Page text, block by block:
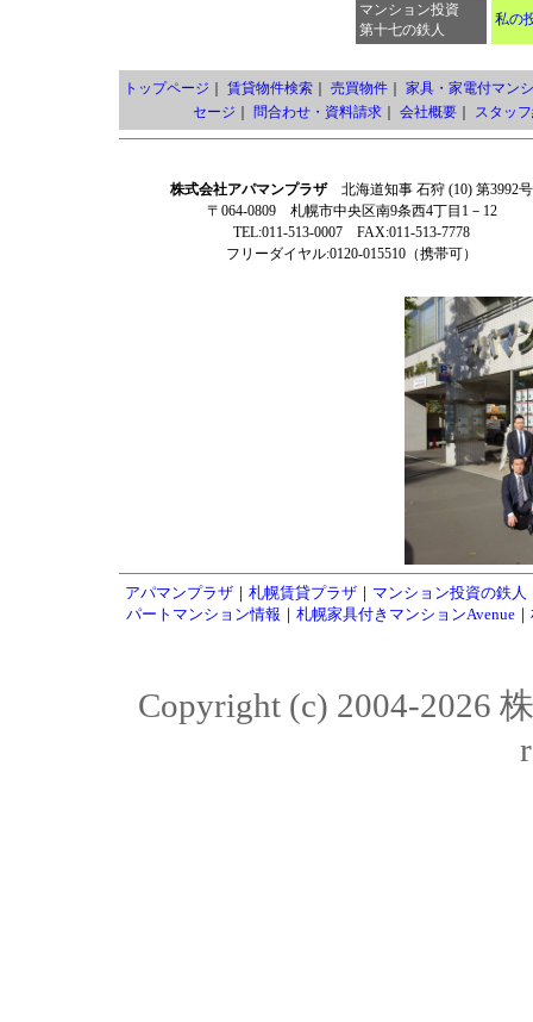
マンション投資
第十七の鉄人
私の
トップページ 賃貸物件検索｜ 売買物件｜ 家具・家電付マン
セージ
問合わせ・資料請求｜ 会社概要｜ スタッ
株式会社アパマンプラザ北海道知事 石狩 (10) 第3992号
〒064-0809 札幌市中央区南9条西4丁目1－12
TEL:011-513-0007 FAX:011-513-7778
フリーダイヤル:0120-015510（携帯可）
アパマンプラザ ｜ 札幌賃貸プラザ ｜ マンション投資の鉄人
パートマンション情報 ｜ 札幌家具付きマンションAvenue｜
Copyright (c) 2004-2026